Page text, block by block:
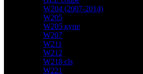
W204 (2007-2014)
W205
W205 купе
W207
W211
W212
W218 cls
W221